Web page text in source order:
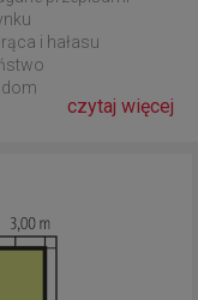
i hałasu
czytaj więcej